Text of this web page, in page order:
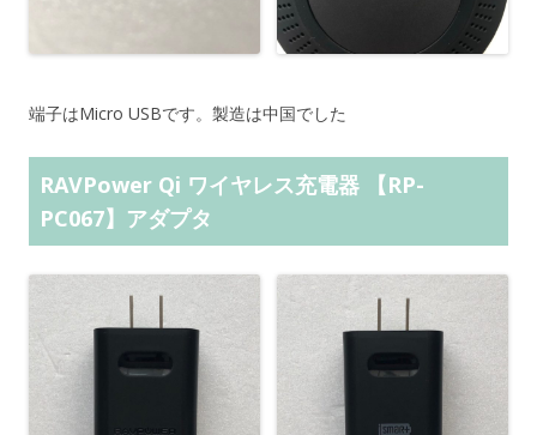
端子はMicro USBです。製造は中国でした
RAVPower Qi ワイヤレス充電器 【RP-
PC067】アダプタ